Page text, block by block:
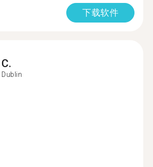
下载软件
C.
Dublin